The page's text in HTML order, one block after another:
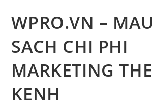
WPRO.VN –
SACH CHI PHI
MARKETING
KENH